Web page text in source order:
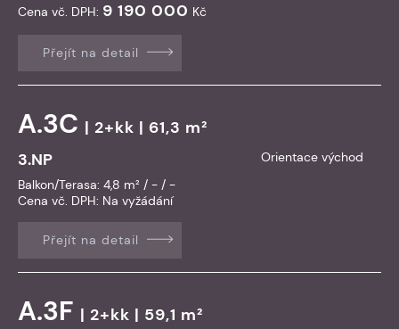
Cena vč. DPH: 9 190 000 Kč
Přejít na detail
A.3C | 2+kk | 61,3 m²
3.NP
Orientace východ
Balkon/Terasa: 4,8 m² / - / -
Cena vč. DPH: Na vyžádání
Přejít na detail
A.3F | 2+kk | 59,1 m²